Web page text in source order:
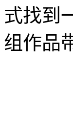
式找到
组作品